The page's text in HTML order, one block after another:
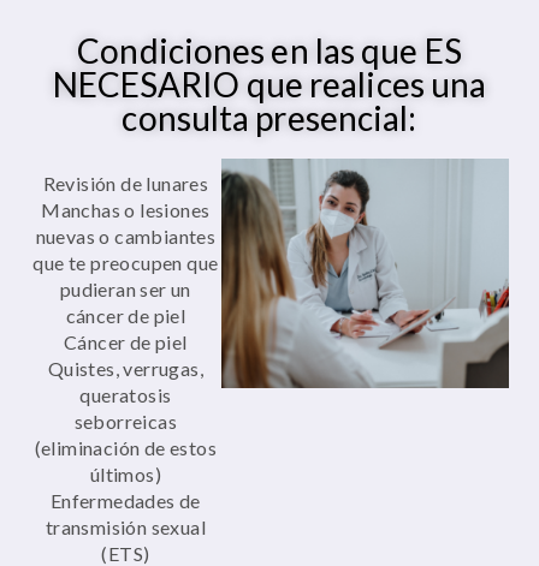
Condiciones en las que ES
NECESARIO que realices una
consulta presencial:
Revisión de lunares
Manchas o lesiones
nuevas o cambiantes
que te preocupen que
pudieran ser un
cáncer de piel
Cáncer de piel
Quistes, verrugas,
queratosis
seborreicas
(eliminación de estos
últimos)
Enfermedades de
transmisión sexual
(ETS)